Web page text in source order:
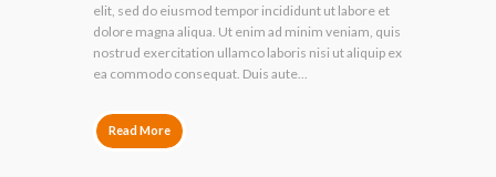
elit, sed do eiusmod tempor incididunt ut labore et
dolore magna aliqua. Ut enim ad minim veniam, quis
nostrud exercitation ullamco laboris nisi ut aliquip ex
ea commodo consequat. Duis aute...
Read More